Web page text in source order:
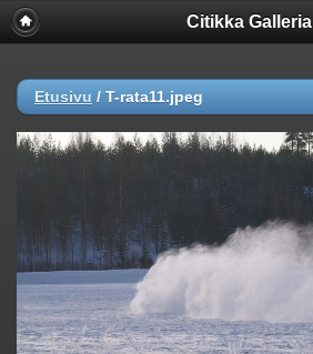
Citikka Galleria
Etusivu / T-rata11.jpeg